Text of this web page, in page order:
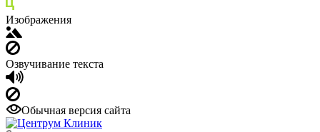
Изображения
Озвучивание текста
Обычная версия сайта